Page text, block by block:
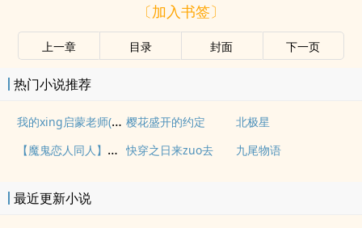
〔加入书签〕
上一章 目录 封面 下一页
热门小说推荐
我的xing启蒙老师(简体) 樱花盛开的约定 北极星
【魔鬼恋人同人】罪恶的伊甸园 快穿之日来zuo去 九尾物语
最近更新小说